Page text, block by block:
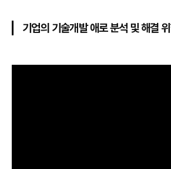
기업의 기술개발 애로 분석 및 해결